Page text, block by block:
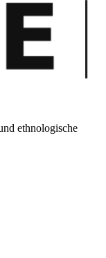
ethnologische